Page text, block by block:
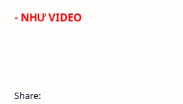
- NHƯ VIDEO